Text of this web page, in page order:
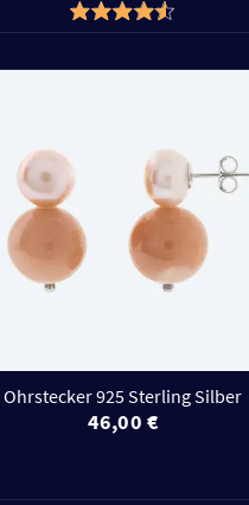
Ohrstecker 925 Sterling Silber
46,00 €